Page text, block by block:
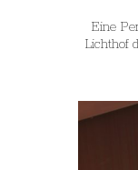
Eine
Lichthof